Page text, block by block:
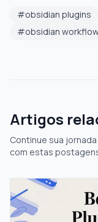
#obsidian plugins
#obsidian
Artigos
Continue sua
com estas